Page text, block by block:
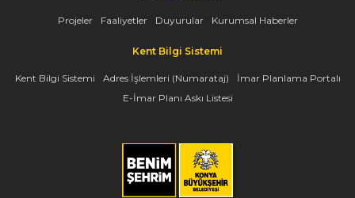
Projeler Faaliyetler Duyurular Kurumsal Haberler
Kent Bilgi Sistemi
Kent Bilgi Sistemi Adres İşlemleri (Numarataj)
İmar Planlama Portalı
E-İmar Planı Askı Listesi